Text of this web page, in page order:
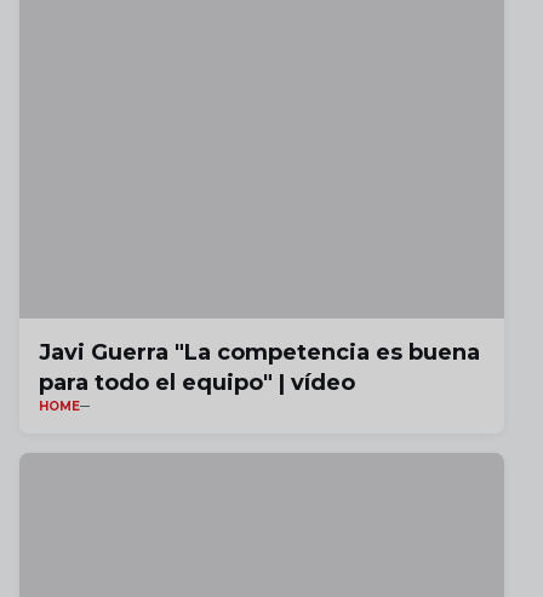
Javi Guerra "La competencia es buena
para todo el equipo" | vídeo
HOME